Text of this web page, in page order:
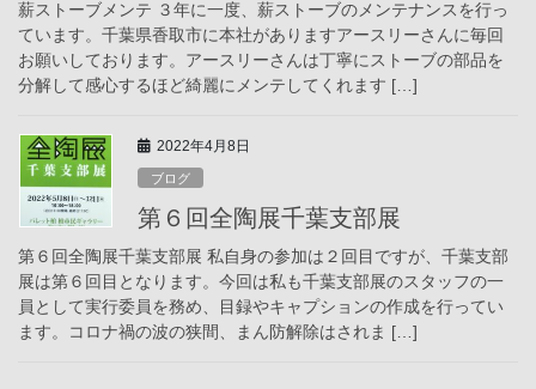
薪ストーブメンテ ３年に一度、薪ストーブのメンテナンスを行っ
ています。千葉県香取市に本社がありますアースリーさんに毎回
お願いしております。アースリーさんは丁寧にストーブの部品を
分解して感心するほど綺麗にメンテしてくれます […]
2022年4月8日
ブログ
第６回全陶展千葉支部展
第６回全陶展千葉支部展 私自身の参加は２回目ですが、千葉支部
展は第６回目となります。今回は私も千葉支部展のスタッフの一
員として実行委員を務め、目録やキャプションの作成を行ってい
ます。コロナ禍の波の狭間、まん防解除はされま […]